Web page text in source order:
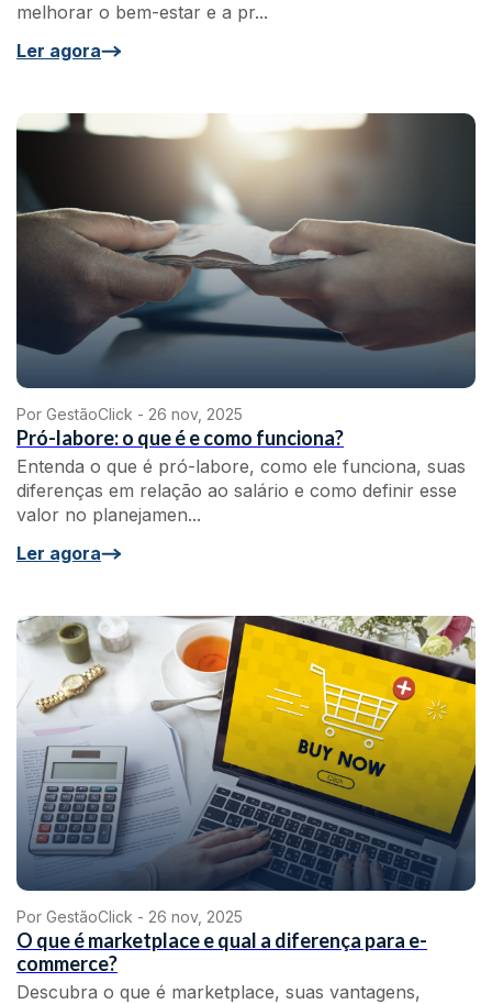
melhorar o bem-estar e a pr...
Ler agora
Por GestãoClick - 26 nov, 2025
Pró-labore: o que é e como funciona?
Entenda o que é pró-labore, como ele funciona, suas
diferenças em relação ao salário e como definir esse
valor no planejamen...
Ler agora
Por GestãoClick - 26 nov, 2025
O que é marketplace e qual a diferença para e-
commerce?
Descubra o que é marketplace, suas vantagens,